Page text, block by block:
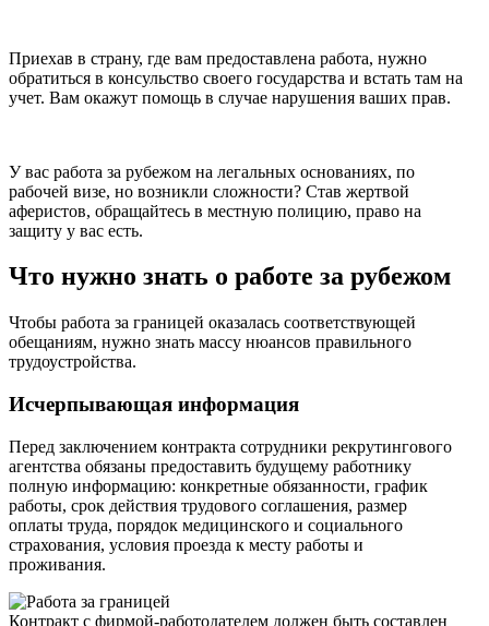
Приехав в страну, где вам предоставлена работа, нужно
обратиться в консульство своего государства и встать там на
учет. Вам окажут помощь в случае нарушения ваших прав.
У вас работа за рубежом на легальных основаниях, по
рабочей визе, но возникли сложности? Став жертвой
аферистов, обращайтесь в местную полицию, право на
защиту у вас есть.
Что нужно знать о работе за рубежом
Чтобы работа за границей оказалась соответствующей
обещаниям, нужно знать массу нюансов правильного
трудоустройства.
Исчерпывающая информация
Перед заключением контракта сотрудники рекрутингового
агентства обязаны предоставить будущему работнику
полную информацию: конкретные обязанности, график
работы, срок действия трудового соглашения, размер
оплаты труда, порядок медицинского и социального
страхования, условия проезда к месту работы и
проживания.
Контракт с фирмой-работодателем должен быть составлен